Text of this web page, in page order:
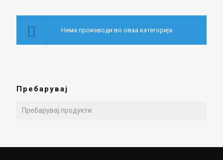
Нема производи во оваа категорија.
Пребарувај